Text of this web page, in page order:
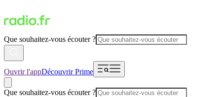
Que souhaitez-vous écouter ?
Ouvrir l'appDécouvrir Prime
Que souhaitez-vous écouter ?